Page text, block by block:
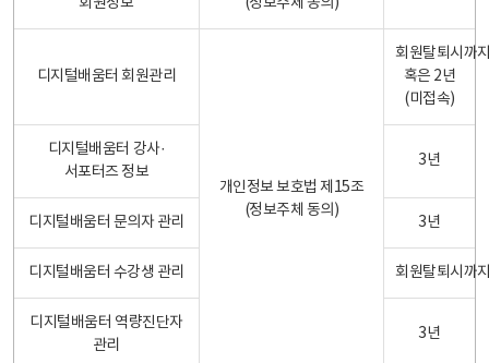
디지털배움터 회원관리
개인정보 보호법 제15조
(정보주체 동의)
회원탈퇴시까
혹은 2년
(미접속)
디지털배움터 강사·
서포터즈 정보
3년
디지털배움터 문의자 관리 3년
디지털배움터 수강생 관리 회원탈퇴시까
디지털배움터 역량진단자
관리
3년